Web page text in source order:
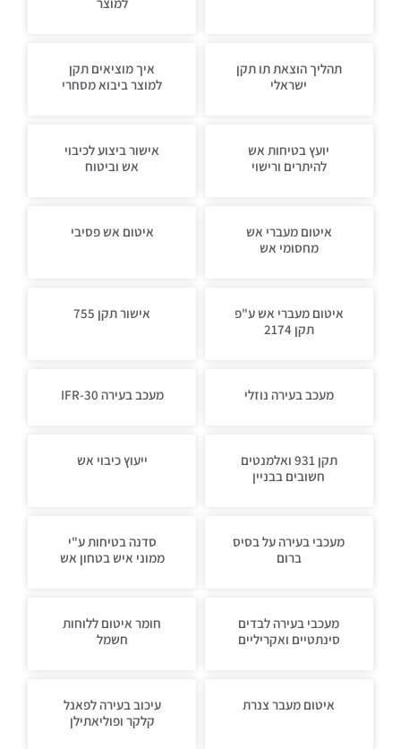
למוצר
תהליך הוצאת תו תקן
ישראלי
איך מוציאים תקן
למוצר ביבוא מסחרי
יועץ בטיחות אש
להיתרים ורישוי
אישור ביצוע לכיבוי
אש וביטוח
איטום מעברי אש
מחסומי אש
איטום אש פסיבי
איטום מעברי אש ע"פ
תקן 2174
אישור תקן 755
מעכב בעירה נוזלי מעכב בעירה IFR-30
תקן 931 ואלמנטים
חשובים בבניין
ייעוץ כיבוי אש
מעכבי בעירה על בסיס
ברום
סדנה בטיחות ע"י
ממוני איש בטחון אש
מעכבי בעירה לבדים
סינתטיים ואקריליים
חומר איטום ללוחות
חשמל
איטום מעבר צנרת
עיכוב בעירה לפאנל
קלקר ופוליאתילן